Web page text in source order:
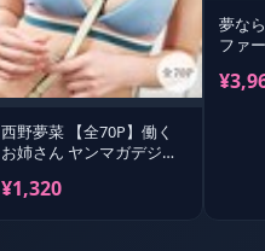
西野夢菜 【全70P】働く
お姉さん ヤンマガデジタ
¥1,320
夢な
ファ